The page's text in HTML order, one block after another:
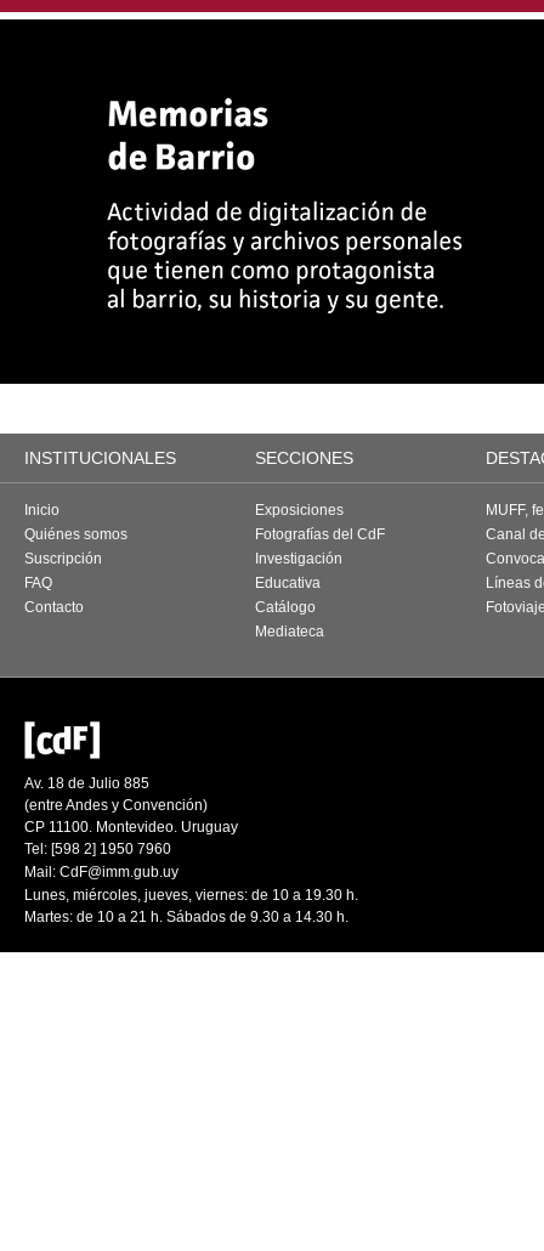
INSTITUCIONALES SECCIONES
Inicio
Quiénes somos
Suscripción
FAQ
Contacto
Exposiciones
Fotografías del CdF
Investigación
Educativa
Catálogo
Mediateca
MUFF,
Canal
Líneas
Av. 18 de Julio 885
(entre Andes y Convención)
CP 11100. Montevideo. Uruguay
Tel: [598 2] 1950 7960
Mail: CdF@imm.gub.uy
Lunes, miércoles, jueves, viernes: de 10 a 19.30 h.
Martes: de 10 a 21 h. Sábados de 9.30 a 14.30 h.